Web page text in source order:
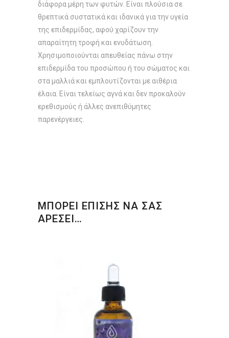
διάφορα μέρη των φυτών. Είναι πλούσια σε
θρεπτικά συστατικά και ιδανικά για την υγεία
της επιδερμίδας, αφού χαρίζουν την
απαραίτητη τροφή και ενυδάτωση.
Xρησιμοποιoύνται απευθείας πάνω στην
επιδερμίδα του προσώπου ή του σώματος και
στα μαλλιά και εμπλουτίζονται με αιθέρια
έλαια. Είναι τελείως αγνά και δεν προκαλούν
ερεθισμούς ή άλλες ανεπιθύμητες
παρενέργειες.
ΜΠΟΡΕΙ ΕΠΙΣΗΣ ΝΑ ΣΑΣ
ΑΡΕΣΕΙ…